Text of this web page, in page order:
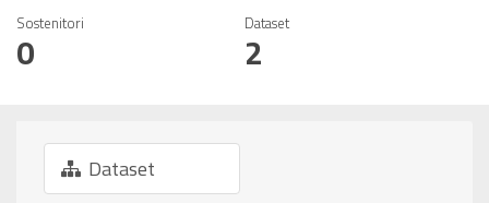
Sostenitori
0
Dataset
2
Dataset